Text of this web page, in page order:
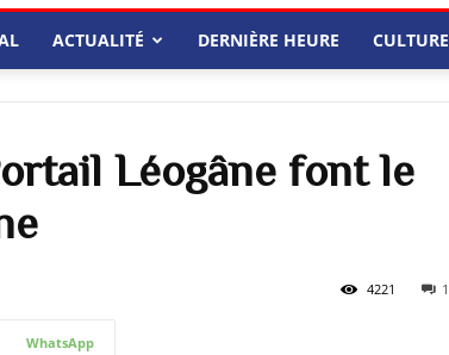
ACTUALITÉ DERNIÈRE HEURE CULTURE
Léogâne font le
1
4221
WhatsApp